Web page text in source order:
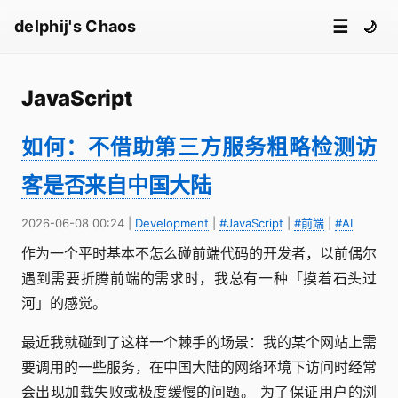
delphij's Chaos ☰ 🌙
JavaScript
如何：不借助第三方服务粗略检测访
客是否来自中国大陆
2026-06-08 00:24 Development #JavaScript #前端 #AI
作为一个平时基本不怎么碰前端代码的开发者，以前偶尔
遇到需要折腾前端的需求时，我总有一种「摸着石头过
河」的感觉。
最近我就碰到了这样一个棘手的场景：我的某个网站上需
要调用的一些服务，在中国大陆的网络环境下访问时经常
会出现加载失败或极度缓慢的问题。 为了保证用户的浏